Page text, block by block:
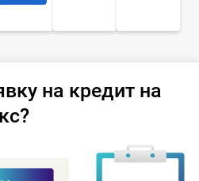
на кредит на